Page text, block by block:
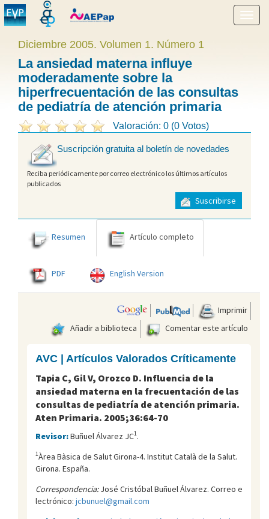
menú
Diciembre 2005. Volumen 1. Número 1
La ansiedad materna influye
moderadamente sobre la
hiperfrecuentación de las consultas
de pediatría de atención primaria
Valoración: 0 (0 Votos)
Suscripción gratuita al boletín de novedades
Reciba periódicamente por correo electrónico los últimos artículos
publicados
Suscribirse
Resumen Artículo completo
PDF English Version
Imprimir
Añadir a biblioteca
Comentar este artículo
AVC | Artículos Valorados Críticamente
Tapia C, Gil V, Orozco D. Influencia de la
ansiedad materna en la frecuentación de las
consultas de pediatría de atención primaria.
Aten Primaria. 2005;36:64-70
Revisor:Buñuel Álvarez JC1.
1Àrea Bàsica de Salut Girona-4. Institut Català de la Salut.
Girona. España.
Correspondencia:José Cristóbal Buñuel Álvarez. Correo e
lectrónico: jcbunuel@gmail.com